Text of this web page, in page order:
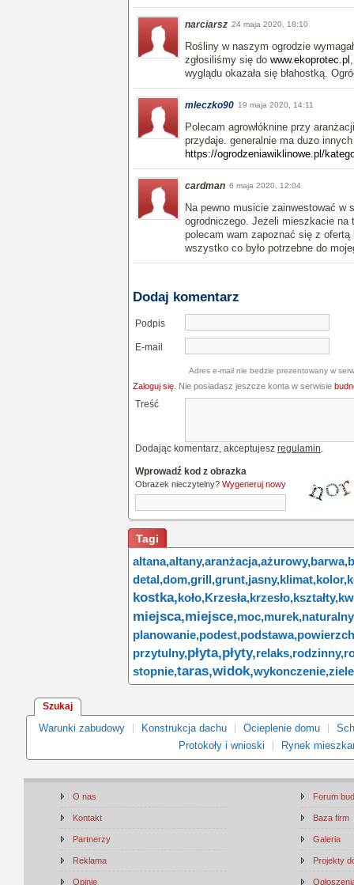
narciarsz 24 maja 2020, 18:10
Rośliny w naszym ogrodzie
zgłosiliśmy się do www.ekoprotec.pl
wyglądu okazała się błahostką.
mleczko90 19 maja 2020, 14:11
Polecam agrowłóknine przy
przydaje. generalnie ma duzo
https://ogrodzeniawiklinowe.pl/
cardman 6 maja 2020, 12:04
Na pewno musicie zainwestować w
ogrodniczego. Jeżeli mieszkacie na
polecam wam zapoznać się z ofertą
wszystko co było potrzebne do
Dodaj komentarz
Podpis
E-mail
Adres e-mail nie bedzie prezentowany w
Zaloguj się . Nie posiadasz jeszcze konta w serwisie
Treść
Dodając komentarz, akceptujesz regulamin.
Wprowadź kod z obrazka
Obrazek nieczytelny? Wygeneruj nowy
Tagi
altana,altany,aranżacja,ażurowy,barwa,
detal,dom,grill,grunt,jasny,klimat,kolor,
kostka,koło,Krzesła,krzesło,kształty,
miejsca,miejsce,moc,murek,
planowanie,podest,podstawa,
przytulny,płyta,płyty,relaks,rodzinny,
stopnie,taras,widok,wykonczenie,
Szukaj
Warunki zabudowy Konstrukcja dachu Ocieplenie domu
Protokoły i wnioski
Rynek
O nas
Kontakt
Partnerzy
Reklama
Opinie
Forum
Baza firm
Galeria
Projekty